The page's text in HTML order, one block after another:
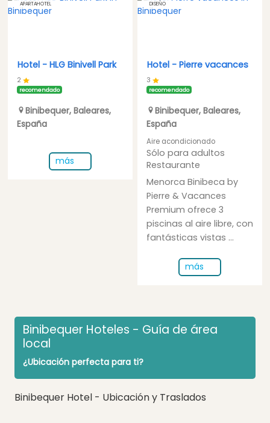
APARTAHOTEL
Hotel - HLG Binivell Park
2
recomendado
Binibequer, Baleares,
España
más
DISEÑO
Hotel - Pierre vacances
3
recomendado
Binibequer, Baleares,
España
Aire acondicionado
Sólo para adultos
Restaurante
Menorca Binibeca by
Pierre & Vacances
Premium ofrece 3
piscinas al aire libre, con
fantásticas vistas ...
más
Binibequer Hoteles - Guía de área
local
¿Ubicación perfecta para ti?
Binibequer Hotel - Ubicación y Traslados